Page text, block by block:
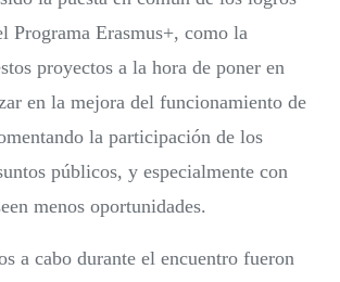
Programa Erasmus+, como la
proyectos a la hora de poner en
en la mejora del funcionamiento de
la participación de los
públicos, y especialmente con
menos oportunidades.
a cabo durante el encuentro fueron